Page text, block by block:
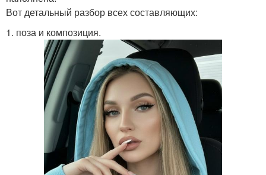
Вот детальный разбор всех составляющих:
1. поза и композиция.